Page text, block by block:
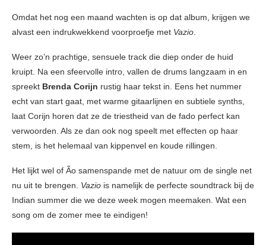
Omdat het nog een maand wachten is op dat album, krijgen we
alvast een indrukwekkend voorproefje met Vazio
Weer zo’n prachtige, sensuele track die diep onder de huid
kruipt. Na een sfeervolle intro, vallen de drums langzaam in en
spreekt Brenda Corijn rustig haar tekst in. Eens het nummer
echt van start gaat, met warme gitaarlijnen en subtiele synths,
laat Corijn horen dat ze de triestheid van de fado perfect kan
verwoorden. Als ze dan ook nog speelt met effecten op haar
stem, is het helemaal van kippenvel en koude rillingen.
Het lijkt wel of Ão samenspande met de natuur om de single net
nu uit te brengen. Vazio is namelijk de perfecte soundtrack bij de
Indian summer die we deze week mogen meemaken. Wat een
song om de zomer mee te eindigen!